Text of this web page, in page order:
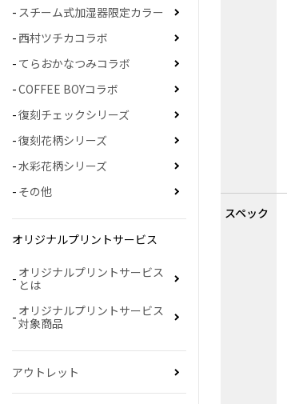
スペック
スチーム式加湿器限定カラー
西村ツチカコラボ
てらおかなつみコラボ
COFFEE BOYコラボ
復刻チェックシリーズ
復刻花柄シリーズ
水彩花柄シリーズ
その他
オリジナルプリントサービス
オリジナルプリントサービス
とは
オリジナルプリントサービス
対象商品
アウトレット